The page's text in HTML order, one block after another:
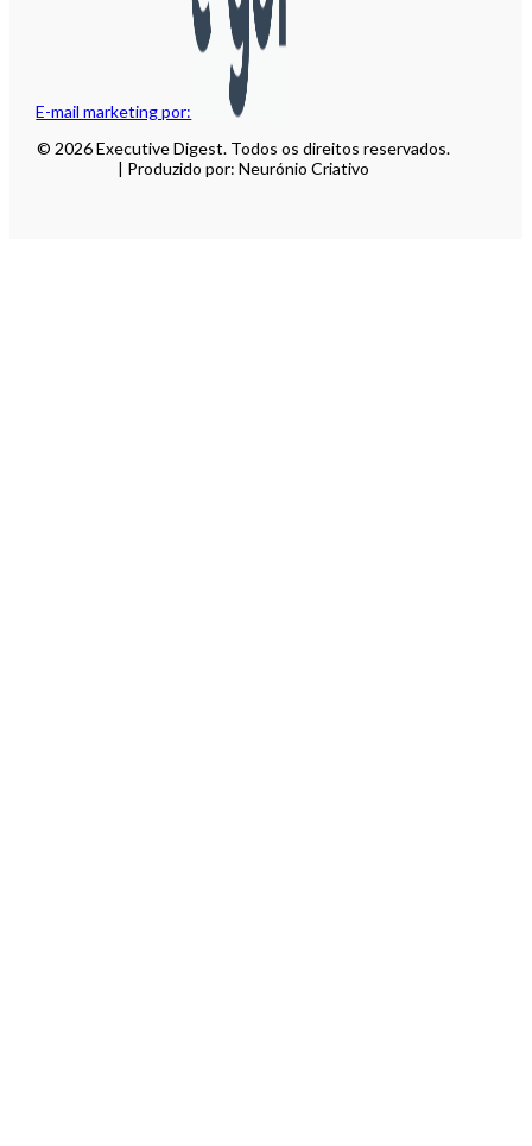
E-mail marketing por:
© 2026 Executive Digest. Todos os direitos reservados.
| Produzido por: Neurónio Criativo